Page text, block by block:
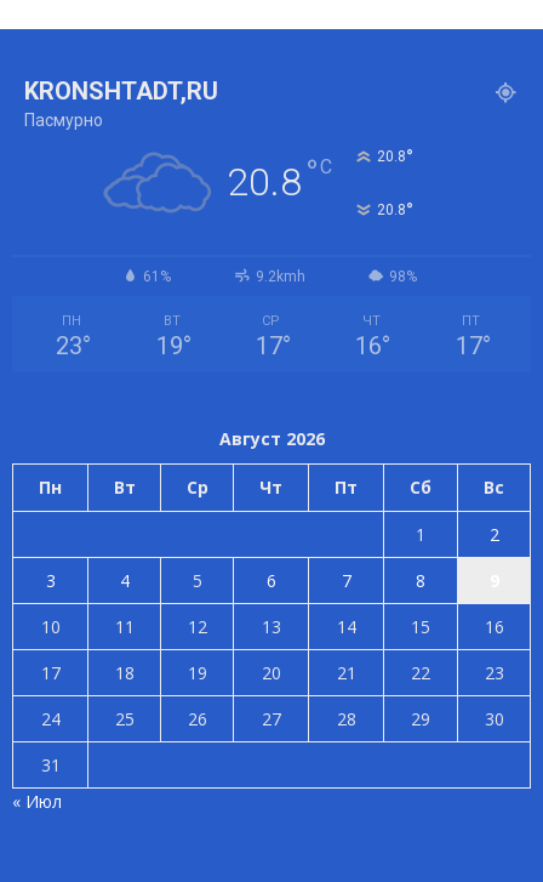
KRONSHTADT,RU
Пасмурно
20.8°C 20.8°
20.8°
61% 9.2kmh 98%
ПН
23°
ВТ
19°
СР
17°
ЧТ
16°
ПТ
17°
Август 2026
Пн Вт Ср Чт Пт Сб Вс
1
2
3
4 5 6 7 8
10
11 12 13 14 15
16
17
18 19 20 21 22
23
24
25 26 27 28 29
30
31
« Июл